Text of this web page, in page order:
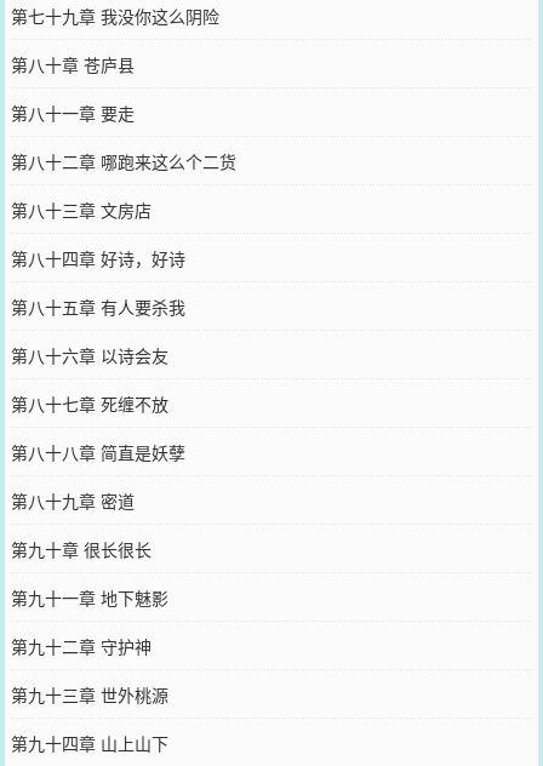
第七十九章 我没你这么阴险
第八十章 苍庐县
第八十一章 要走
第八十二章 哪跑来这么个二货
第八十三章 文房店
第八十四章 好诗，好诗
第八十五章 有人要杀我
第八十六章 以诗会友
第八十七章 死缠不放
第八十八章 简直是妖孽
第八十九章 密道
第九十章 很长很长
第九十一章 地下魅影
第九十二章 守护神
第九十三章 世外桃源
第九十四章 山上山下